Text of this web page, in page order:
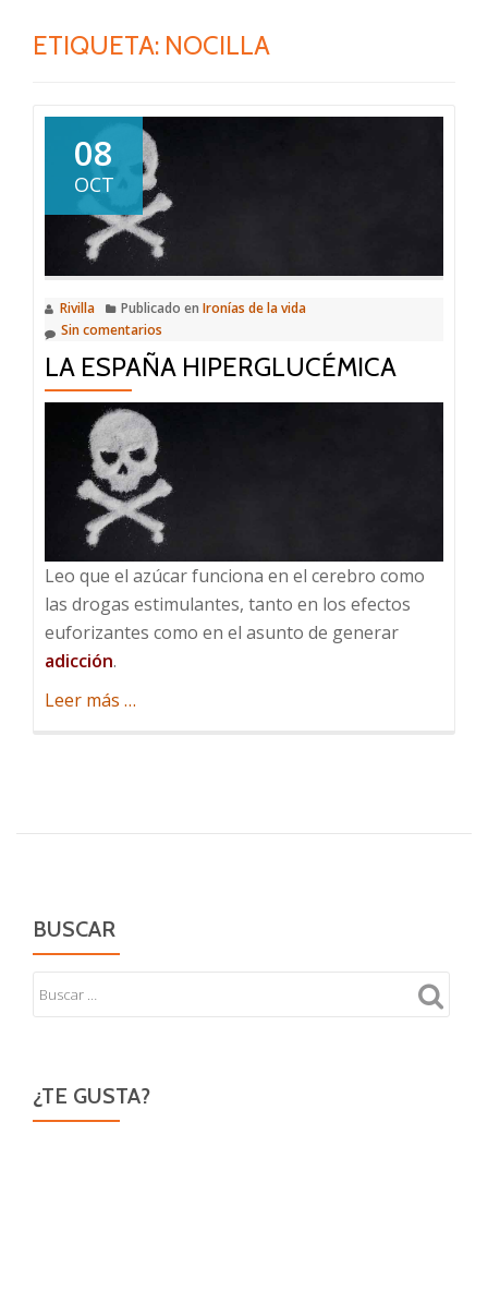
ETIQUETA: NOCILLA
08
OCT
Rivilla Publicado en Ironías de la vida
Sin comentarios
LA ESPAÑA HIPERGLUCÉMICA
Leo que el azúcar funciona en el cerebro como
las drogas estimulantes, tanto en los efectos
euforizantes como en el asunto de generar
adicción.
Leer más acerca
…
BUSCAR
¿TE GUSTA?